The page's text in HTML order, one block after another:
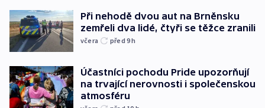
Při nehodě dvou aut na Brněnsku
zemřeli dva lidé, čtyři se těžce zranili
včera před 9h
Účastníci pochodu Pride upozorňují
na trvající nerovnosti i společenskou
atmosféru